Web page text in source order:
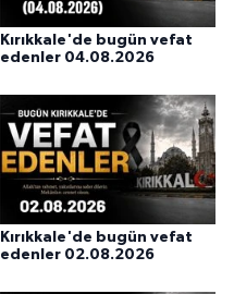
Kırıkkale'de bugün vefat
edenler 04.08.2026
Kırıkkale'de bugün vefat
edenler 02.08.2026